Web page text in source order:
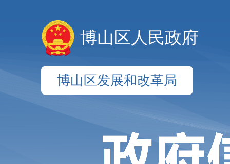
博山区人民政府
博山区发展和改革局